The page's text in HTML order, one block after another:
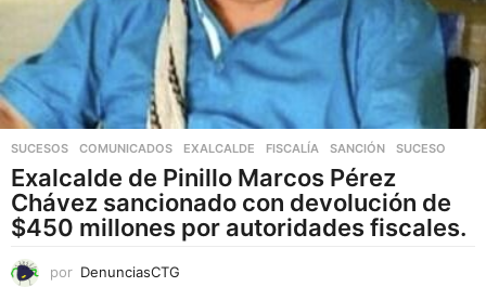
SUCESOS ,COMUNICADOS EXALCALDE ,FISCALÍA ,SANCIÓN ,SUCESO
Exalcalde de Pinillo Marcos Pérez
Chávez sancionado con devolución de
$450 millones por autoridades fiscales.
por DenunciasCTG